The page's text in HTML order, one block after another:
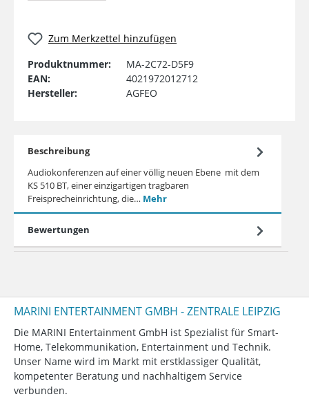
Zum Merkzettel hinzufügen
Produktnummer:
MA-2C72-D5F9
EAN:
4021972012712
Hersteller:
AGFEO
Beschreibung
Audiokonferenzen auf einer völlig neuen Ebene  mit dem
KS 510 BT, einer einzigartigen tragbaren
Freisprecheinrichtung, die… Mehr
Bewertungen
MARINI ENTERTAINMENT GMBH - ZENTRALE LEIPZIG
Die MARINI Entertainment GmbH ist Spezialist für Smart-
Home, Telekommunikation, Entertainment und Technik.
Unser Name wird im Markt mit erstklassiger Qualität,
kompetenter Beratung und nachhaltigem Service
verbunden.